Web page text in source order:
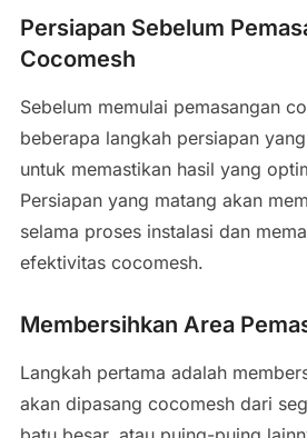
Persiapan Sebelum
Cocomesh
Sebelum memulai pemasangan
beberapa langkah persiapan
untuk memastikan hasil yang
Persiapan yang matang akan
selama proses instalasi dan
efektivitas cocomesh.
Membersihkan Area
Langkah pertama adalah
akan dipasang cocomesh dari